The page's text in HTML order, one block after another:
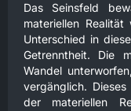
Das Seinsfeld
materiellen
Unterschied in
Getrenntheit. Die
Wandel
vergänglich.
der materiellen